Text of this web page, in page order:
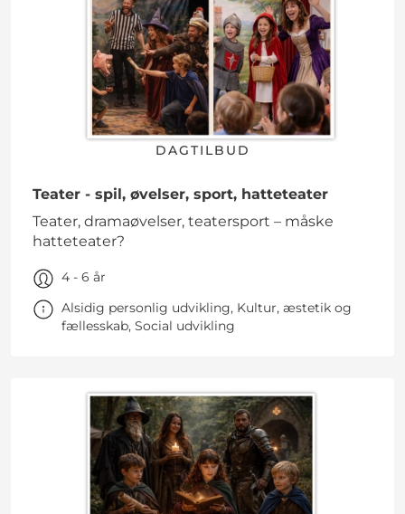
DAGTILBUD
Teater - spil, øvelser, sport, hatteteater
Teater, dramaøvelser, teatersport – måske
hatteteater?
4 - 6 år
Alsidig personlig udvikling, Kultur, æstetik og
fællesskab, Social udvikling